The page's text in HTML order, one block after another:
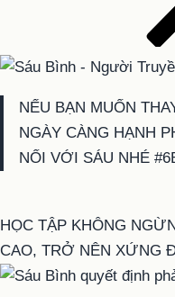
NẾU BẠN MUỐN
NGÀY CÀNG HẠNH
NỐI VỚI SÁU NHÉ
HỌC TẬP KHÔNG
CAO, TRỞ NÊN XỨNG